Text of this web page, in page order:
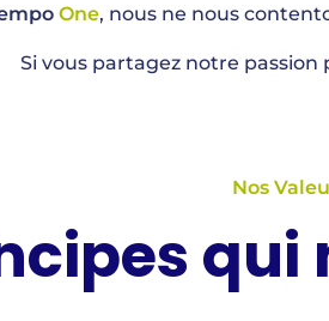
One, nous ne nous
Si vous partagez notre
Nos